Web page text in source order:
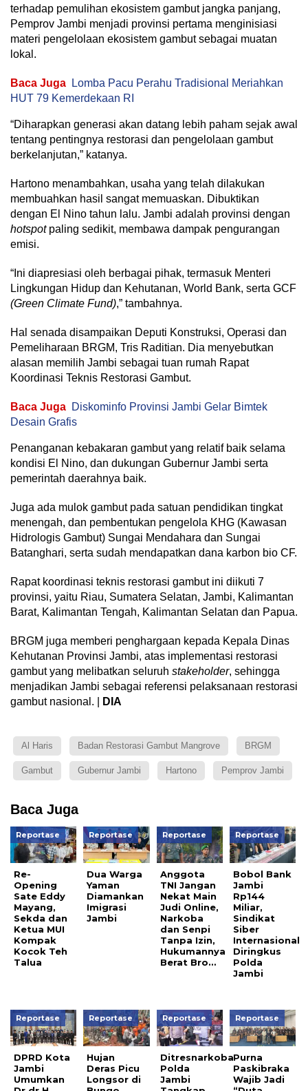
terhadap pemulihan ekosistem gambut jangka panjang,
Pemprov Jambi menjadi provinsi pertama menginisiasi
materi pengelolaan ekosistem gambut sebagai muatan
lokal.
Baca Juga
Lomba Pacu Perahu Tradisional Meriahkan
HUT 79 Kemerdekaan RI
“Diharapkan generasi akan datang lebih paham sejak awal
tentang pentingnya restorasi dan pengelolaan gambut
berkelanjutan,” katanya.
Hartono menambahkan, usaha yang telah dilakukan
membuahkan hasil sangat memuaskan. Dibuktikan
dengan El Nino tahun lalu. Jambi adalah provinsi dengan
hotspotpaling sedikit, membawa dampak pengurangan
emisi.
“Ini diapresiasi oleh berbagai pihak, termasuk Menteri
Lingkungan Hidup dan Kehutanan, World Bank, serta GCF
(Green Climate Fund),” tambahnya.
Hal senada disampaikan Deputi Konstruksi, Operasi dan
Pemeliharaan BRGM, Tris Raditian. Dia menyebutkan
alasan memilih Jambi sebagai tuan rumah Rapat
Koordinasi Teknis Restorasi Gambut.
Baca Juga Diskominfo Provinsi Jambi Gelar Bimtek
Desain Grafis
Penanganan kebakaran gambut yang relatif baik selama
kondisi El Nino, dan dukungan Gubernur Jambi serta
pemerintah daerahnya baik.
Juga ada mulok gambut pada satuan pendidikan tingkat
menengah, dan pembentukan pengelola KHG (Kawasan
Hidrologis Gambut) Sungai Mendahara dan Sungai
Batanghari, serta sudah mendapatkan dana karbon bio CF.
Rapat koordinasi teknis restorasi gambut ini diikuti 7
provinsi, yaitu Riau, Sumatera Selatan, Jambi, Kalimantan
Barat, Kalimantan Tengah, Kalimantan Selatan dan Papua.
BRGM juga memberi penghargaan kepada Kepala Dinas
Kehutanan Provinsi Jambi, atas implementasi restorasi
gambut yang melibatkan seluruh stakeholder, sehingga
menjadikan Jambi sebagai referensi pelaksanaan restorasi
gambut nasional. |
DIA
Al Haris Badan Restorasi Gambut Mangrove BRGM
Gambut Gubernur Jambi Hartono Pemprov Jambi
Baca Juga
Reportase
Re-
Opening
Sate Eddy
Mayang,
Sekda dan
Ketua MUI
Kompak
Kocok Teh
Talua
Reportase
Dua Warga
Yaman
Diamankan
Imigrasi
Jambi
Reportase
Anggota
TNI Jangan
Nekat Main
Judi Online,
Narkoba
dan Senpi
Tanpa Izin,
Hukumannya
Berat Bro…
Reportase
Bobol Bank
Jambi
Rp144
Miliar,
Sindikat
Siber
Internasional
Diringkus
Polda
Jambi
Reportase
DPRD Kota
Jambi
Umumkan
Reportase
Hujan
Deras Picu
Longsor di
Reportase
Ditresnarkoba
Polda
Jambi
Reportase
Purna
Paskibraka
Wajib Jadi